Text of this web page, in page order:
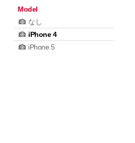
Model
なし
iPhone 4
iPhone 5